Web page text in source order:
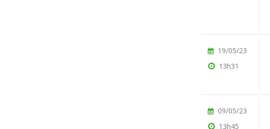
19/05/23
13h31
09/05/23
13h45